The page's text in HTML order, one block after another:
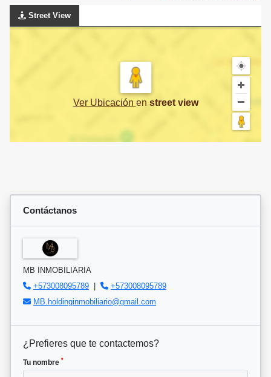
Street View
Ver Ubicación en street view
Contáctanos
MB INMOBILIARIA
+573008095789 |
+573008095789
MB.holdinginmobiliario@gmail.com
¿Prefieres que te contactemos?
Tu nombre *